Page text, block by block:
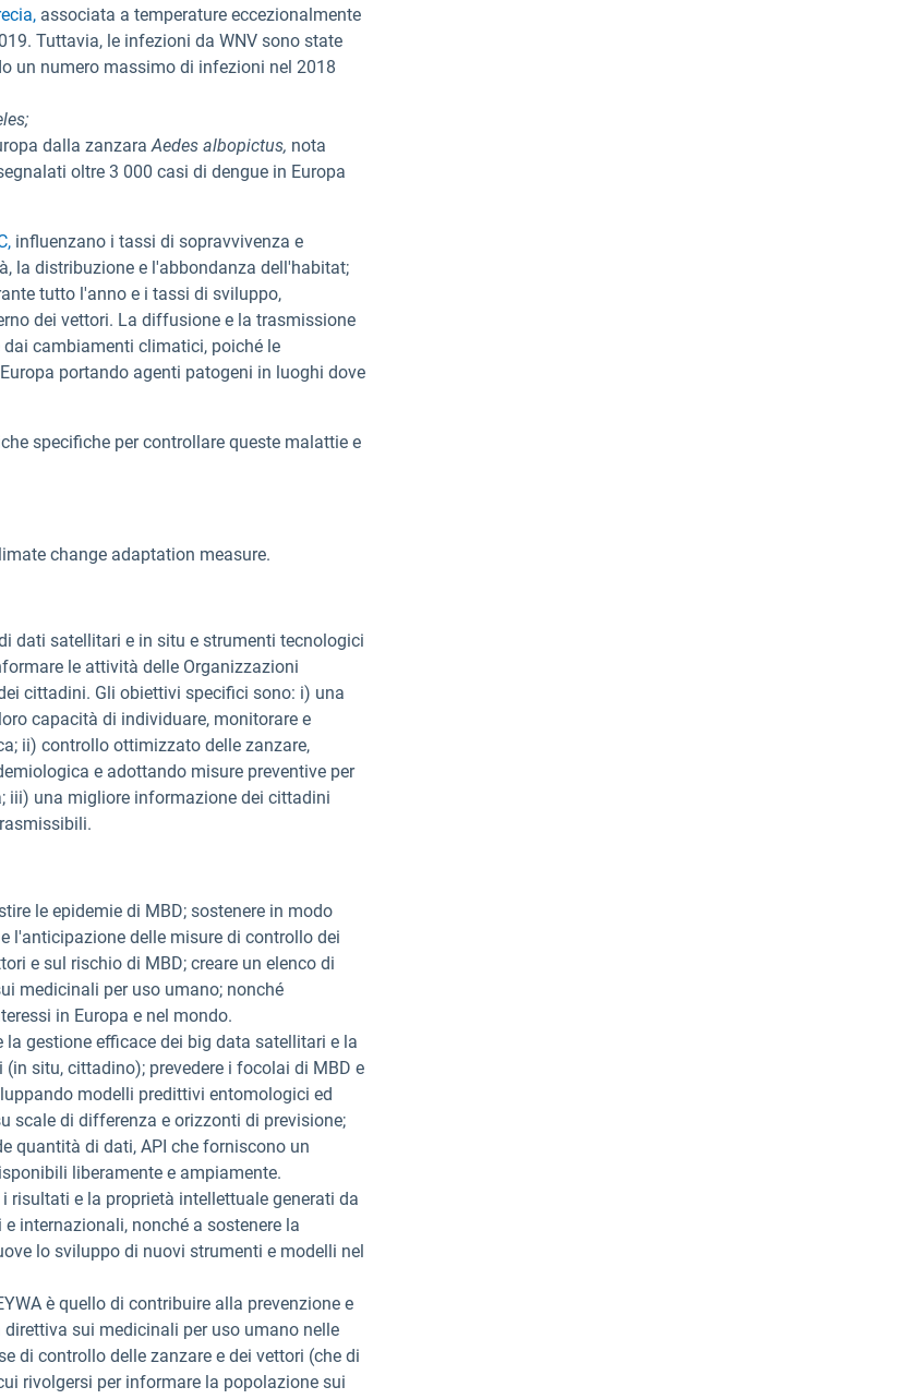
associata a temperature eccezionalmente
Tuttavia, le infezioni da WNV sono state
un numero massimo di infezioni nel 2018
dalla zanzaraAedes albopictus, nota
oltre 3 000 casi di dengue in Europa
influenzano i tassi di sopravvivenza e
la distribuzione e l'abbondanza dell'habitat;
tutto l'anno e i tassi di sviluppo,
dei vettori. La diffusione e la trasmissione
cambiamenti climatici, poiché le
portando agenti patogeni in luoghi dove
specifiche per controllare queste malattie e
change adaptation measure.
dati satellitari e in situ e strumenti tecnologici
le attività delle Organizzazioni
cittadini. Gli obiettivi specifici sono: i) una
capacità di individuare, monitorare e
ii) controllo ottimizzato delle zanzare,
e adottando misure preventive per
iii) una migliore informazione dei cittadini
le epidemie di MBD; sostenere in modo
l'anticipazione delle misure di controllo dei
e sul rischio di MBD; creare un elenco di
medicinali per uso umano; nonché
in Europa e nel mondo.
gestione efficace dei big data satellitari e la
situ, cittadino); prevedere i focolai di MBD e
modelli predittivi entomologici ed
scale di differenza e orizzonti di previsione;
quantità di dati, API che forniscono un
liberamente e ampiamente.
risultati e la proprietà intellettuale generati da
internazionali, nonché a sostenere la
lo sviluppo di nuovi strumenti e modelli nel
è quello di contribuire alla prevenzione e
sui medicinali per uso umano nelle
di controllo delle zanzare e dei vettori (che di
rivolgersi per informare la popolazione sui